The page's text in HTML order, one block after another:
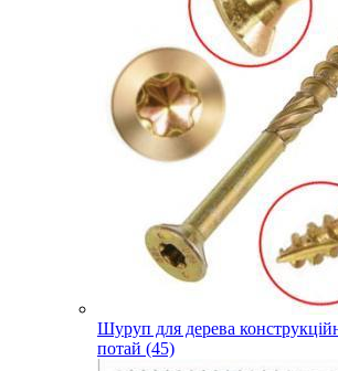
Шуруп для дерева
потай (45)